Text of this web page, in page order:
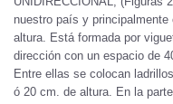
nuestro país y
altura. Está formada por
dirección con un espacio de
Entre ellas se colocan
ó 20 cm. de altura. En la